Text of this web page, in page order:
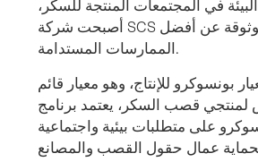
في المجتمعات المنتجة للسكر،
أصبحت شركة SCS مدافعة موثوقة عن أفضل
الممارسات المستدامة.
بونسوكرو للإنتاج، وهو معيار قائم
لمنتجي قصب السكر، يعتمد برنامج
على متطلبات بيئية واجتماعية
عمال حقول القصب والمصانع